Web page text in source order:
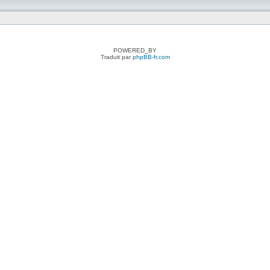
POWERED_BY
Traduit parphpBB-fr.com